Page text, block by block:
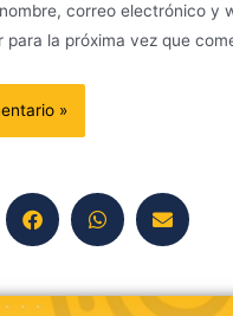
correo electrónico y
para la próxima vez que